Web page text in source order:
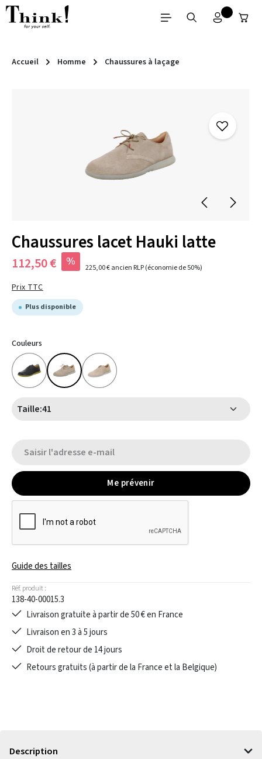
Passer au contenu principal
Accueil Homme Chaussures à laçage
Chaussures lacet Hauki latte
112,50 € % 225,00 €ancien RLP(économie de 50%)
Prix TTC
Plus disponible
Couleurs
Taille:41
Me prévenir
Guide des tailles
Réf. produit :
138-40-00015.3
Livraison gratuite à partir de 50 € en France
Livraison en 3 à 5 jours
Droit de retour de 14 jours
Retours gratuits (à partir de la France et la Belgique)
Description